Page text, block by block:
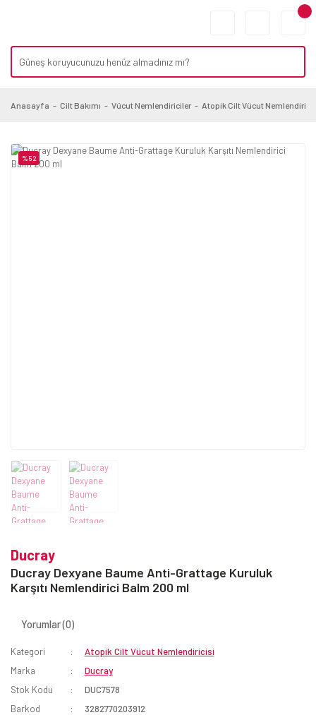
Anasayfa Cilt Bakımı Vücut Nemlendiriciler Atopik Cilt Vücut
%52
Ducray
Ducray Dexyane Baume Anti-Grattage Kuruluk
Karşıtı Nemlendirici Balm 200 ml
Yorumlar (0)
Kategori
Atopik Cilt Vücut Nemlendiricisi
Marka
Ducray
Stok Kodu
DUC7578
Barkod
3282770203912